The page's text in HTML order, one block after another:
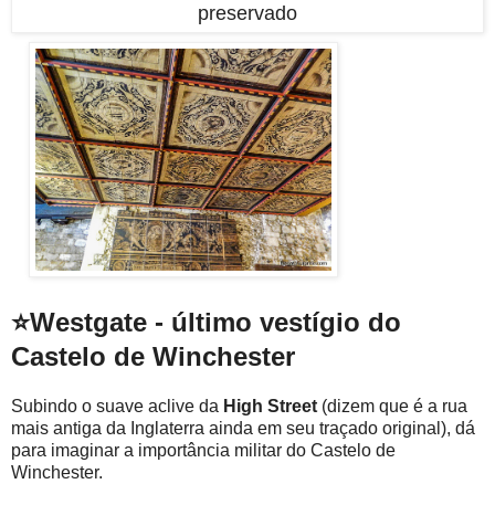
preservado
⭐Westgate - último vestígio do
Castelo de Winchester
Subindo o suave aclive da High Street (dizem que é a rua
mais antiga da Inglaterra ainda em seu traçado original), dá
para imaginar a importância militar do Castelo de
Winchester.